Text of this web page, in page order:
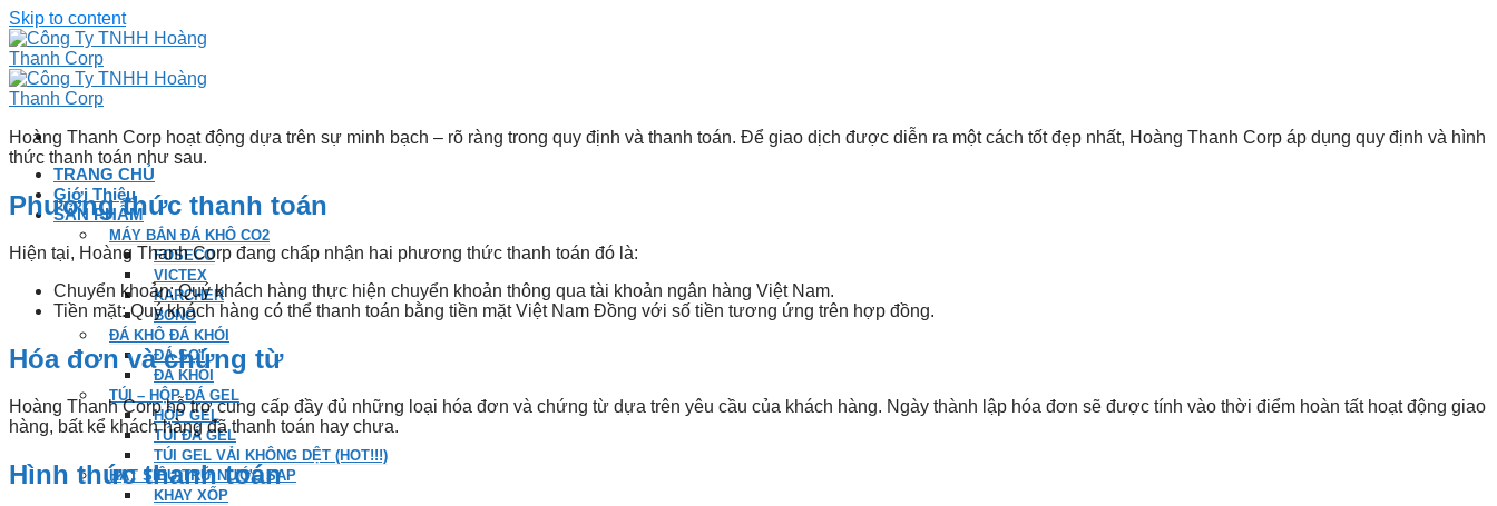
Skip to content
TRANG CHỦ
Giới Thiệu
SẢN PHẨM
MÁY BẮN ĐÁ KHÔ CO2
FOSECO
VICTEX
KARCHER
BONO
ĐÁ KHÔ ĐÁ KHÓI
ĐÁ SỢI
ĐÁ KHỐI
TÚI – HỘP ĐÁ GEL
HỘP GEL
TÚI ĐÁ GEL
TÚI GEL VẢI KHÔNG DỆT (HOT!!!)
HẠT SIÊU TRỮ NƯỚC SAP
KHAY XỐP
Hoàng Thanh Corp hoạt động dựa trên sự minh bạch – rõ ràng trong quy định và thanh toán. Để giao dịch được diễn ra một cách tốt đẹp nhất, Hoàng Thanh Corp áp dụng quy định và hình
thức thanh toán như sau.
Phương thức thanh toán
Hiện tại, Hoàng Thanh Corp đang chấp nhận hai phương thức thanh toán đó là:
Chuyển khoản: Quý khách hàng thực hiện chuyển khoản thông qua tài khoản ngân hàng Việt Nam.
Tiền mặt: Quý khách hàng có thể thanh toán bằng tiền mặt Việt Nam Đồng với số tiền tương ứng trên hợp đồng.
Hóa đơn và chứng từ
Hoàng Thanh Corp hỗ trợ cung cấp đầy đủ những loại hóa đơn và chứng từ dựa trên yêu cầu của khách hàng. Ngày thành lập hóa đơn sẽ được tính vào thời điểm hoàn tất hoạt động giao
hàng, bất kể khách hàng đã thanh toán hay chưa.
Hình thức thanh toán